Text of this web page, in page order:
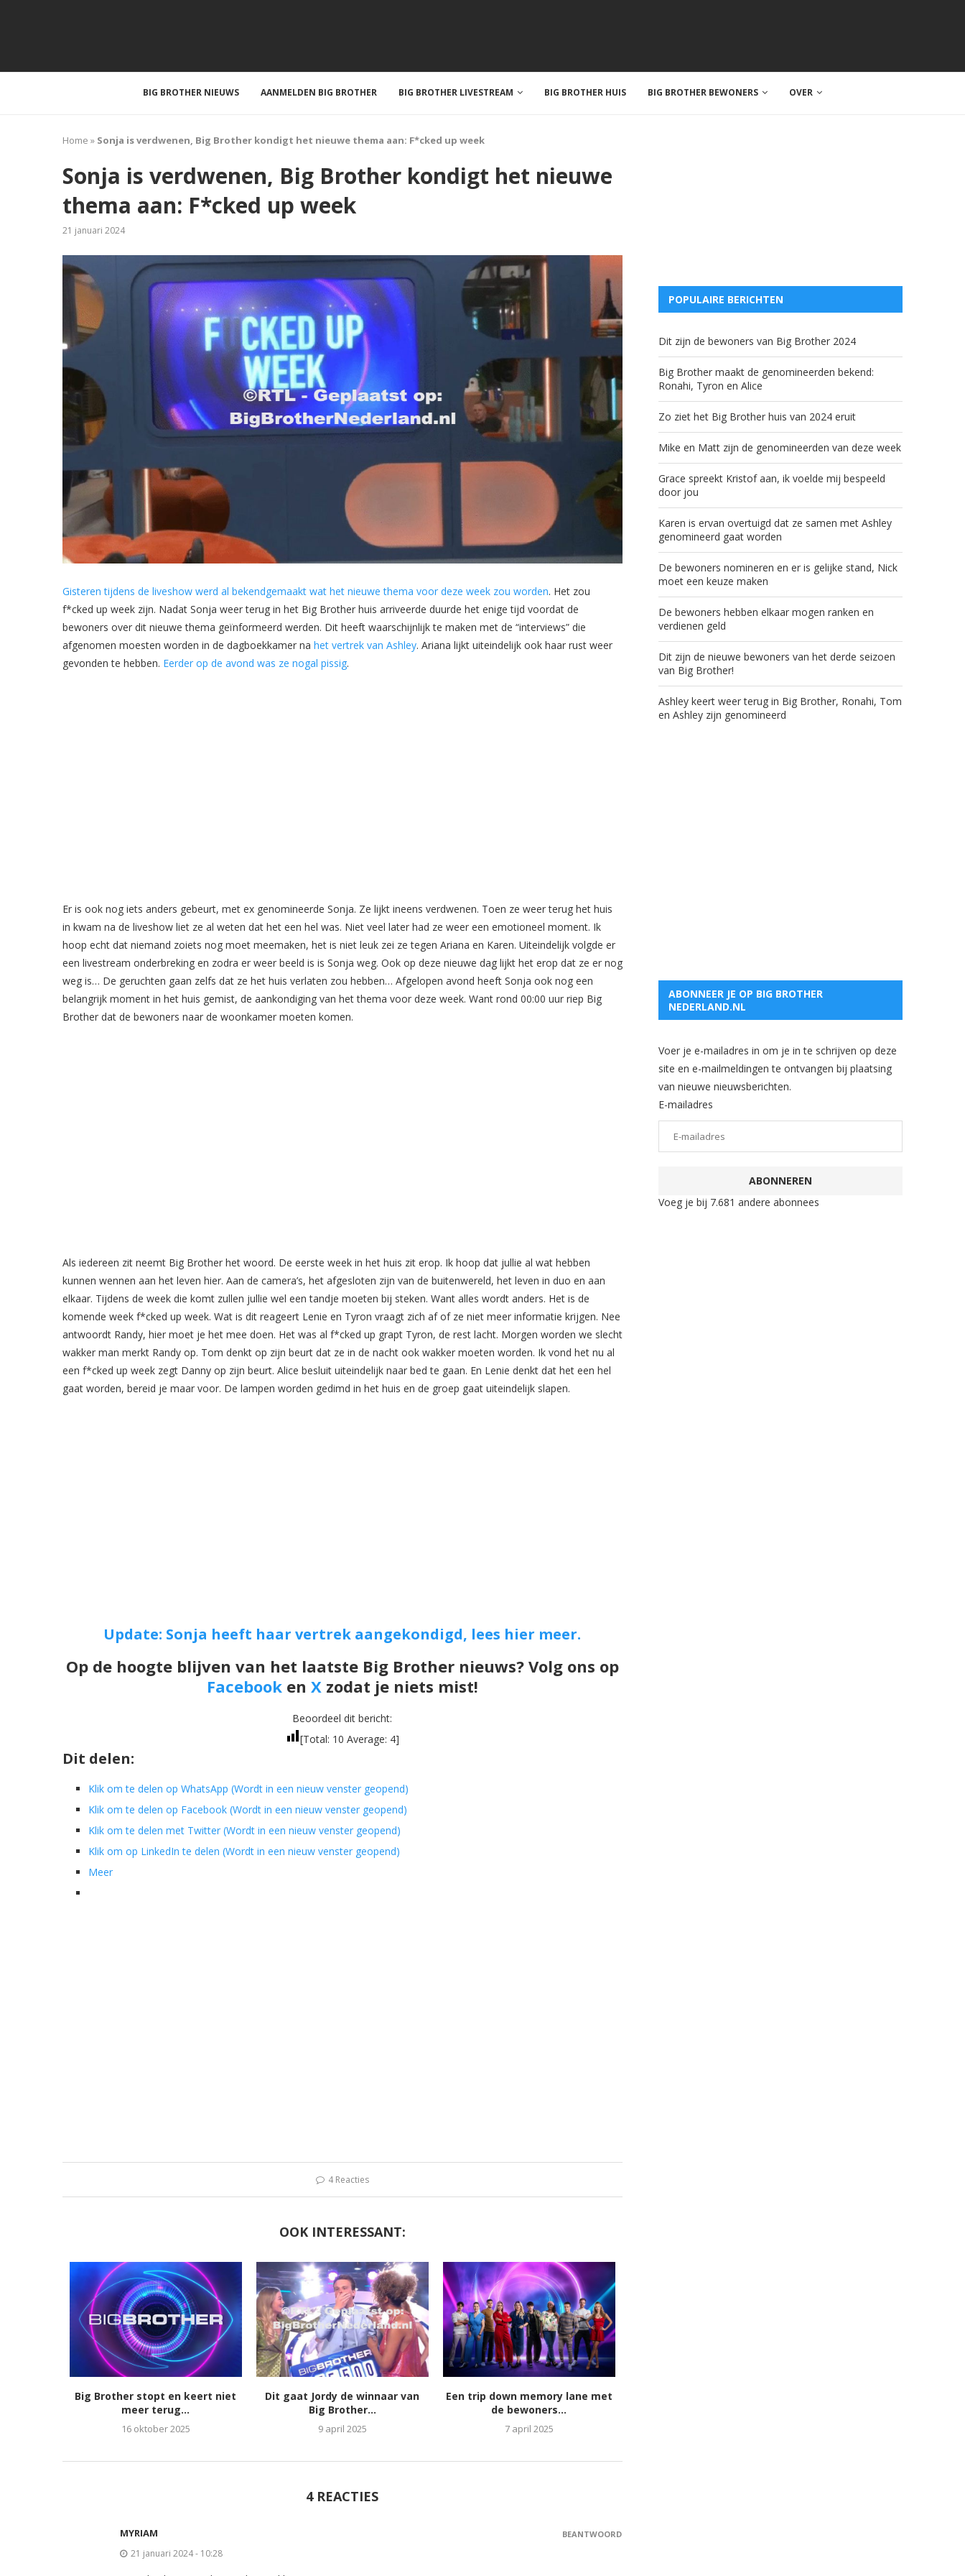
BIG BROTHER NIEUWS AANMELDEN BIG BROTHER BIG BROTHER LIVESTREAM BIG BROTHER HUIS BIG BROTHER BEWONERS OVER
Home » Sonja is verdwenen, Big Brother kondigt het nieuwe thema aan: F*cked up week
Sonja is verdwenen, Big Brother kondigt het nieuwe
thema aan: F*cked up week
21 januari 2024
Gisteren tijdens de liveshow werd al bekendgemaakt wat het nieuwe thema voor deze week zou worden. Het zou
f*cked up week zijn. Nadat Sonja weer terug in het Big Brother huis arriveerde duurde het enige tijd voordat de
bewoners over dit nieuwe thema geïnformeerd werden. Dit heeft waarschijnlijk te maken met de “interviews” die
afgenomen moesten worden in de dagboekkamer na het vertrek van Ashley. Ariana lijkt uiteindelijk ook haar rust weer
gevonden te hebben. Eerder op de avond was ze nogal pissig.
Er is ook nog iets anders gebeurt, met ex genomineerde Sonja. Ze lijkt ineens verdwenen. Toen ze weer terug het huis
in kwam na de liveshow liet ze al weten dat het een hel was. Niet veel later had ze weer een emotioneel moment. Ik
hoop echt dat niemand zoiets nog moet meemaken, het is niet leuk zei ze tegen Ariana en Karen. Uiteindelijk volgde er
een livestream onderbreking en zodra er weer beeld is is Sonja weg. Ook op deze nieuwe dag lijkt het erop dat ze er nog
weg is… De geruchten gaan zelfs dat ze het huis verlaten zou hebben… Afgelopen avond heeft Sonja ook nog een
belangrijk moment in het huis gemist, de aankondiging van het thema voor deze week. Want rond 00:00 uur riep Big
Brother dat de bewoners naar de woonkamer moeten komen.
Als iedereen zit neemt Big Brother het woord. De eerste week in het huis zit erop. Ik hoop dat jullie al wat hebben
kunnen wennen aan het leven hier. Aan de camera’s, het afgesloten zijn van de buitenwereld, het leven in duo en aan
elkaar. Tijdens de week die komt zullen jullie wel een tandje moeten bij steken. Want alles wordt anders. Het is de
komende week f*cked up week. Wat is dit reageert Lenie en Tyron vraagt zich af of ze niet meer informatie krijgen. Nee
antwoordt Randy, hier moet je het mee doen. Het was al f*cked up grapt Tyron, de rest lacht. Morgen worden we slecht
wakker man merkt Randy op. Tom denkt op zijn beurt dat ze in de nacht ook wakker moeten worden. Ik vond het nu al
een f*cked up week zegt Danny op zijn beurt. Alice besluit uiteindelijk naar bed te gaan. En Lenie denkt dat het een hel
gaat worden, bereid je maar voor. De lampen worden gedimd in het huis en de groep gaat uiteindelijk slapen.
Update: Sonja heeft haar vertrek aangekondigd, lees hier meer.
Op de hoogte blijven van het laatste Big Brother nieuws? Volg ons op
Facebooken X zodat je niets mist!
Beoordeel dit bericht:
[Total: 10 Average: 4]
Dit delen:
Klik om te delen op WhatsApp (Wordt in een nieuw venster geopend)
Klik om te delen op Facebook (Wordt in een nieuw venster geopend)
Klik om te delen met Twitter (Wordt in een nieuw venster geopend)
Klik om op LinkedIn te delen (Wordt in een nieuw venster geopend)
Meer
4 Reacties
OOK INTERESSANT:
Big Brother stopt en keert niet
meer terug...
16 oktober 2025
Dit gaat Jordy de winnaar van
Big Brother...
9 april 2025
Een trip down memory lane met
de bewoners...
7 april 2025
4 REACTIES
MYRIAM
21 januari 2024 - 10:28
BEANTWOORD
POPULAIRE BERICHTEN
Dit zijn de bewoners van Big Brother 2024
Big Brother maakt de genomineerden bekend:
Ronahi, Tyron en Alice
Zo ziet het Big Brother huis van 2024 eruit
Mike en Matt zijn de genomineerden van deze week
Grace spreekt Kristof aan, ik voelde mij bespeeld
door jou
Karen is ervan overtuigd dat ze samen met Ashley
genomineerd gaat worden
De bewoners nomineren en er is gelijke stand, Nick
moet een keuze maken
De bewoners hebben elkaar mogen ranken en
verdienen geld
Dit zijn de nieuwe bewoners van het derde seizoen
van Big Brother!
Ashley keert weer terug in Big Brother, Ronahi, Tom
en Ashley zijn genomineerd
ABONNEER JE OP BIG BROTHER
NEDERLAND.NL
Voer je e-mailadres in om je in te schrijven op deze
site en e-mailmeldingen te ontvangen bij plaatsing
van nieuwe nieuwsberichten.
E-mailadres
ABONNEREN
Voeg je bij 7.681 andere abonnees